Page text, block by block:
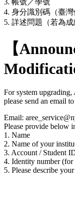
3. 帳號／學號
4. 身分識別碼（臺
5. 詳述問題（若為
【
For system
please send an email
Email:
Please provide below
1. Name
2. Name of your
3. Account / Student
4. Identity number (for
5. Please describe